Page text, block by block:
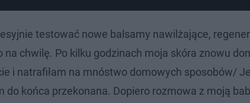
testować nowe balsamy nawilżające,
na chwilę. Po kilku godzinach moja skóra znowu
i natrafiłam na mnóstwo domowych sposobów/
do końca przekonana. Dopiero rozmowa z moją